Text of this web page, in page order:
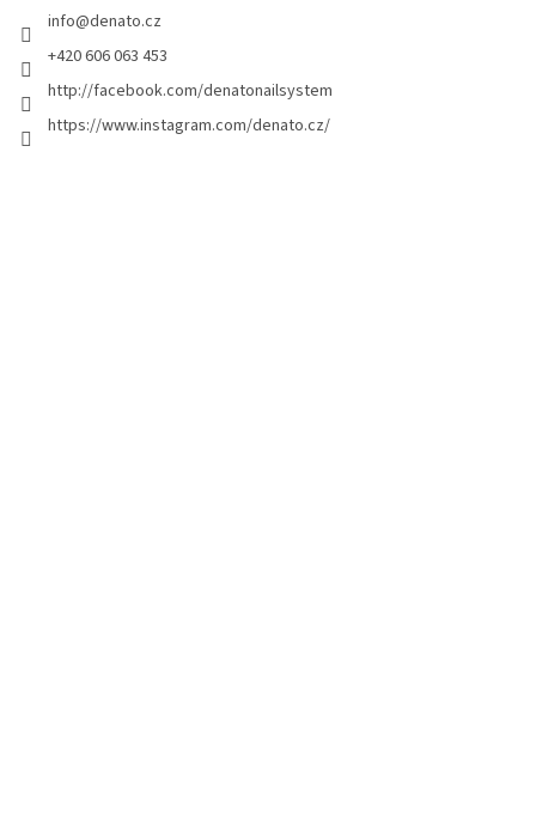
info@denato.cz
+420 606 063 453
http://facebook.com/denatonailsystem
https://www.instagram.com/denato.cz/